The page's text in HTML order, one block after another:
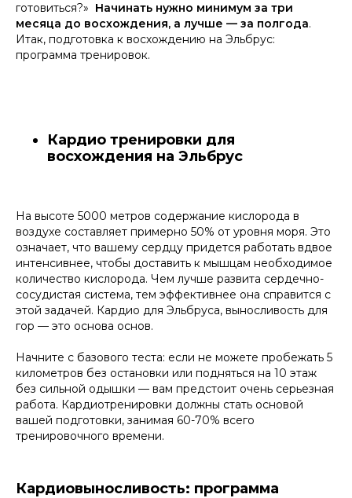
готовиться?» Начинать нужно минимум за три
месяца до восхождения, а лучше — за полгода.
Итак, подготовка к восхождению на Эльбрус:
программа тренировок.
Кардио тренировки для
восхождения на Эльбрус
На высоте 5000 метров содержание кислорода в
воздухе составляет примерно 50% от уровня моря. Это
означает, что вашему сердцу придется работать вдвое
интенсивнее, чтобы доставить к мышцам необходимое
количество кислорода. Чем лучше развита сердечно-
сосудистая система, тем эффективнее она справится с
этой задачей. Кардио для Эльбруса, выносливость для
гор — это основа основ.
Начните с базового теста: если не можете пробежать 5
километров без остановки или подняться на 10 этаж
без сильной одышки — вам предстоит очень серьезная
работа. Кардиотренировки должны стать основой
вашей подготовки, занимая 60-70% всего
тренировочного времени.
Кардиовыносливость: программа